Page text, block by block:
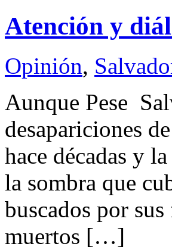
Atención y
Opinión,
Aunque Pese
desapariciones
hace décadas y
la sombra que
buscados por
muertos […]